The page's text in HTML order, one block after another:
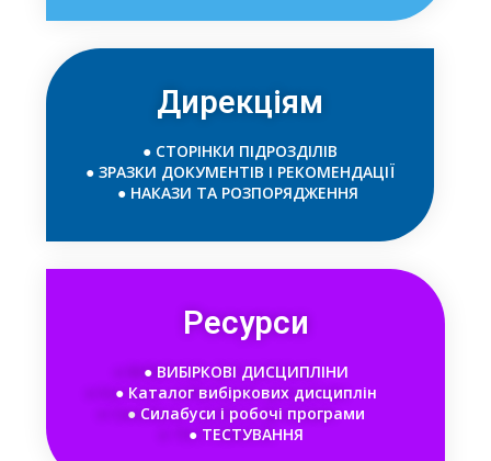
Дирекціям
● СТОРІНКИ ПІДРОЗДІЛІВ
● ЗРАЗКИ ДОКУМЕНТІВ І РЕКОМЕНДАЦІЇ
● НАКАЗИ ТА РОЗПОРЯДЖЕННЯ
Ресурси
● ВИБІРКОВІ ДИСЦИПЛІНИ
● Каталог вибіркових дисциплін
● Силабуси і робочі програми
● ТЕСТУВАННЯ